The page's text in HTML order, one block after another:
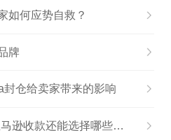
如何应势自救？
牌
仓给卖家带来的影响
Payoneer又出幺蛾子，亚马逊收款还能选择哪些方式？